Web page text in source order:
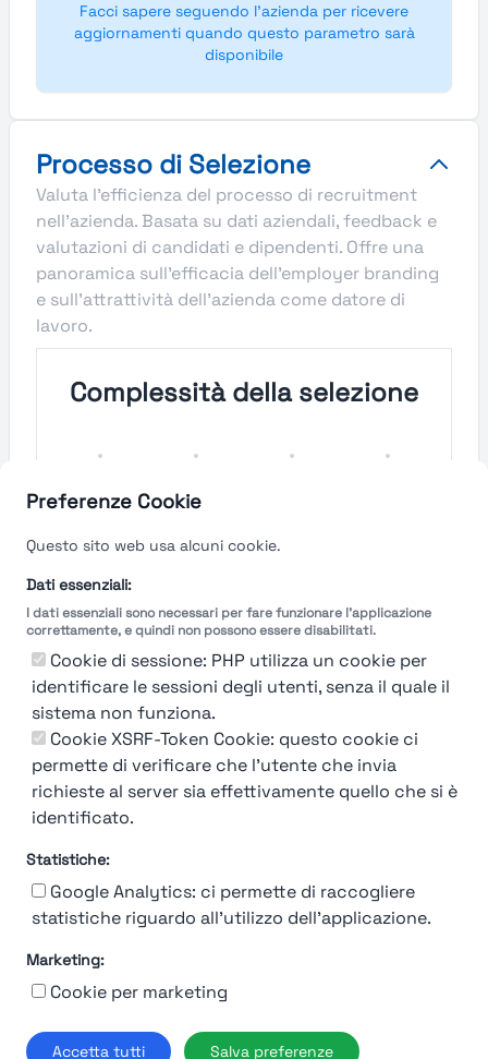
Preferenze Cookie
Questo sito web usa alcuni cookie.
Dati essenziali:
I dati essenziali sono necessari per fare funzionare l'applicazione
correttamente, e quindi non possono essere disabilitati.
Cookie di sessione: PHP utilizza un cookie per
identificare le sessioni degli utenti, senza il quale il
sistema non funziona.
Cookie XSRF-Token Cookie: questo cookie ci
permette di verificare che l'utente che invia
richieste al server sia effettivamente quello che si è
identificato.
Statistiche:
Google Analytics: ci permette di raccogliere
statistiche riguardo all'utilizzo dell'applicazione.
Marketing:
Cookie per marketing
Accetta tutti Salva preferenze
Facci sapere seguendo l'azienda per ricevere
aggiornamenti quando questo parametro sarà
disponibile
Processo di Selezione
Valuta l'efficienza del processo di recruitment
nell'azienda. Basata su dati aziendali, feedback e
valutazioni di candidati e dipendenti. Offre una
panoramica sull'efficacia dell'employer branding
e sull'attrattività dell'azienda come datore di
lavoro.
Complessità della selezione
Velocità del processo di
Molto
Breve Lungo
Molto
Misuriamo l'efficienza e la velocità del processo
di selezione del personale attraverso dati
aziendali, feedback dei candidati e valutazioni
Termini e Condizioni
© 2019-2026 Stupendio. Tutti i diritti riservati | Smarteris S.r.l. P.IVA
02659750992 | Capitale Sociale € 2.550 i.v.